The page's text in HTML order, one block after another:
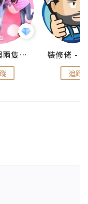
儍媽媽與兩隻小魔怪之家
追蹤